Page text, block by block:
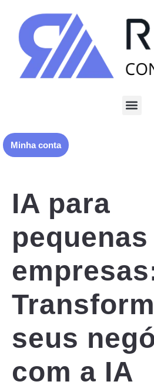
Minha conta
IA para
pequenas
seus
com a IA